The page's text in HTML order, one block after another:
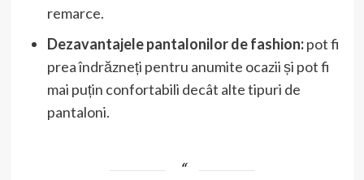
remarce.
Dezavantajele pantalonilor de fashion:pot fi
prea îndrăzneți pentru anumite ocazii și pot fi
mai puțin confortabili decât alte tipuri de
pantaloni.